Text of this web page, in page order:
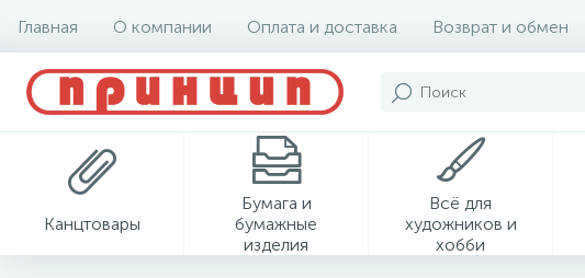
Главная О компании Оплата и доставка Возврат и обмен
Канцтовары
Бумага и
бумажные
изделия
Всё для
художников и
хобби